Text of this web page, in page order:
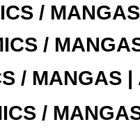
/
/
/ MANGAS |
/